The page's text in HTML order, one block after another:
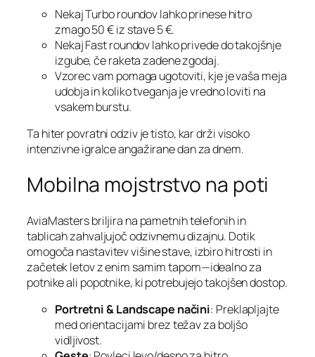
Nekaj Turbo roundov lahko prinese hitro
zmago 50 € iz stave 5 €.
Nekaj Fast roundov lahko privede do takojšnje
izgube, če raketa zadene zgodaj.
Vzorec vam pomaga ugotoviti, kje je vaša meja
udobja in koliko tveganja je vredno loviti na
vsakem burstu.
Ta hiter povratni odziv je tisto, kar drži visoko
intenzivne igralce angažirane dan za dnem.
Mobilna mojstrstvo na poti
AviaMasters briljira na pametnih telefonih in
tablicah zahvaljujoč odzivnemu dizajnu. Dotik
omogoča nastavitev višine stave, izbiro hitrosti in
začetek letov z enim samim tapom—idealno za
potnike ali popotnike, ki potrebujejo takojšen dostop.
Portretni & Landscape načini: Preklapljajte
med orientacijami brez težav za boljšo
vidljivost.